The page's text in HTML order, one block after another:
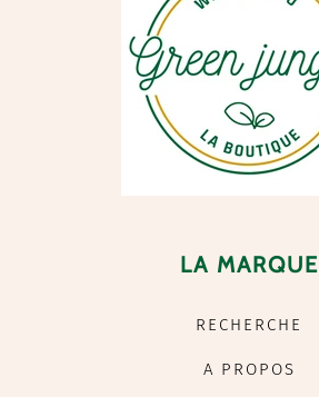
LA MARQUE
RECHERCHE
A PROPOS